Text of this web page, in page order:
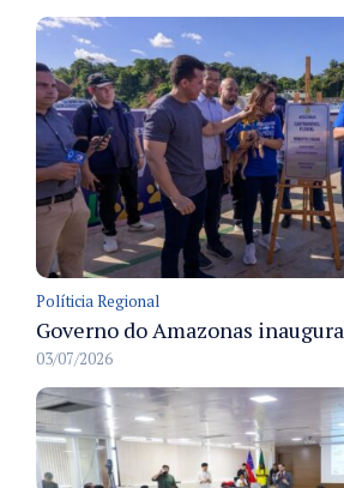
Políticia Regional
03/07/2026